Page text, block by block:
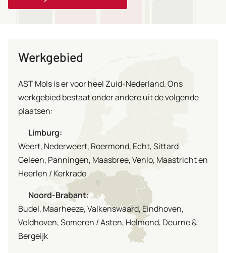
Werkgebied
AST Mols is er voor heel Zuid-Nederland. Ons
werkgebied bestaat onder andere uit de volgende
plaatsen:
Limburg:
Weert, Nederweert, Roermond, Echt, Sittard
Geleen, Panningen, Maasbree, Venlo, Maastricht en
Heerlen / Kerkrade
Noord-Brabant:
Budel, Maarheeze, Valkenswaard, Eindhoven,
Veldhoven, Someren / Asten, Helmond, Deurne &
Bergeijk